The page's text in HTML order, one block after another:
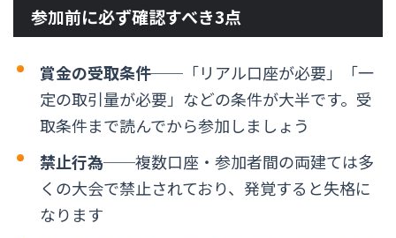
参加前に必ず確認すべき3点
賞金の受取条件──「リアル口座が必要」「一
定の取引量が必要」などの条件が大半です。受
取条件まで読んでから参加しましょう
禁止行為──複数口座・参加者間の両建ては多
くの大会で禁止されており、発覚すると失格に
なります